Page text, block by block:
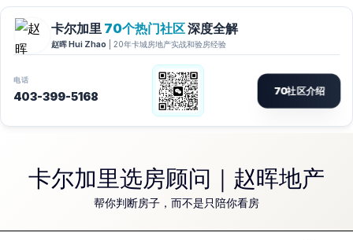
content卡尔加里选房顾问｜赵晖地产
帮你判断房子，而不是只陪你看房